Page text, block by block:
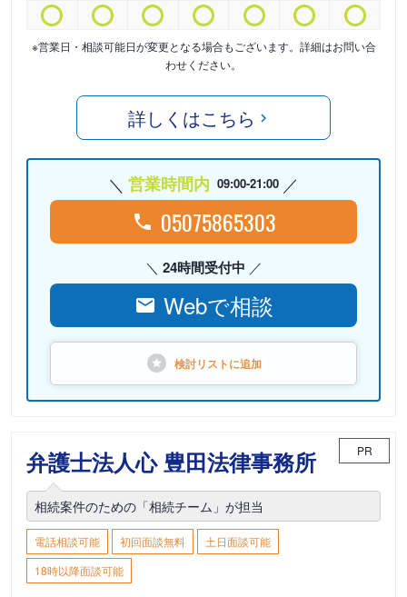
※営業日・相談可能日が変更となる場合もございます。詳細はお問い合
わせください。
詳しくはこちら
営業時間内 09:00-21:00
05075865303
24時間受付中
Webで相談
検討リストに追加
弁護士法人心 豊田法律事務所 PR
相続案件のための「相続チーム」が担当
電話相談可能 初回面談無料
土日面談可能
18時以降面談可能